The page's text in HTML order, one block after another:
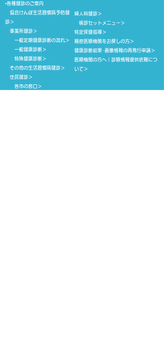
▪各種健診のご案内
協会けんぽ生活習慣病予防健
診＞
事業所健診＞
一般定期健康診断の流れ ＞
​ 一般健康診断＞
特殊健康診断＞
その他の生活習慣病健診＞
住民健診＞
​ 各市の窓口 ＞
婦人科健診＞
検診セットメニュー ＞
特定保健指導＞
精密医療機関をお探しの方＞
健康診断結果･画像情報の再発行申請＞
医療機関の方へ｜診療情報提供依頼につ
いて＞